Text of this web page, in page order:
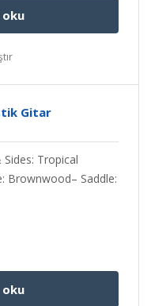
oku
Gitar
Tropical
Brownwood– Saddle:
oku